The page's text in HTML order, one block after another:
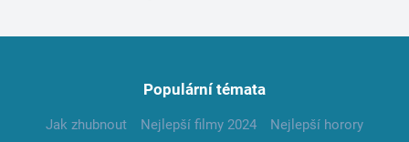
Populární témata
Jak zhubnout Nejlepší filmy 2024
Nejlepší horory